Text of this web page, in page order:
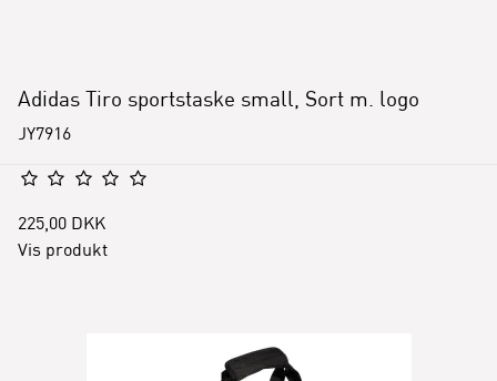
Adidas Tiro sportstaske small, Sort m. logo
JY7916
225,00 DKK
Vis produkt